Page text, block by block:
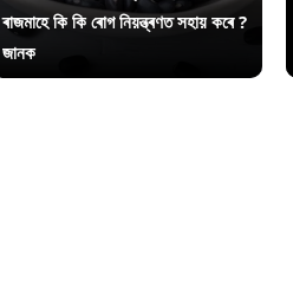
ৰাজমাহে কি কি ৰোগ নিয়ন্ত্ৰণত সহায় কৰে ?
জানক